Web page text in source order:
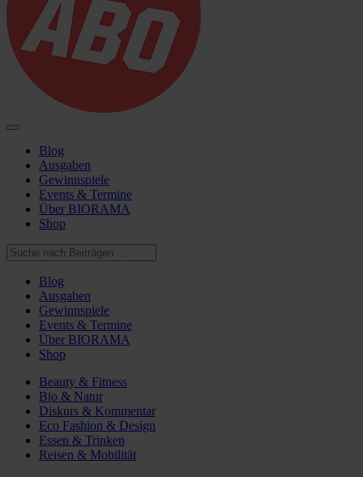
Blog
Ausgaben
Gewinnspiele
Events & Termine
Über BIORAMA
Shop
Blog
Ausgaben
Gewinnspiele
Events & Termine
Über BIORAMA
Shop
Beauty & Fitness
Bio & Natur
Diskurs & Kommentar
Eco Fashion & Design
Essen & Trinken
Reisen & Mobilität